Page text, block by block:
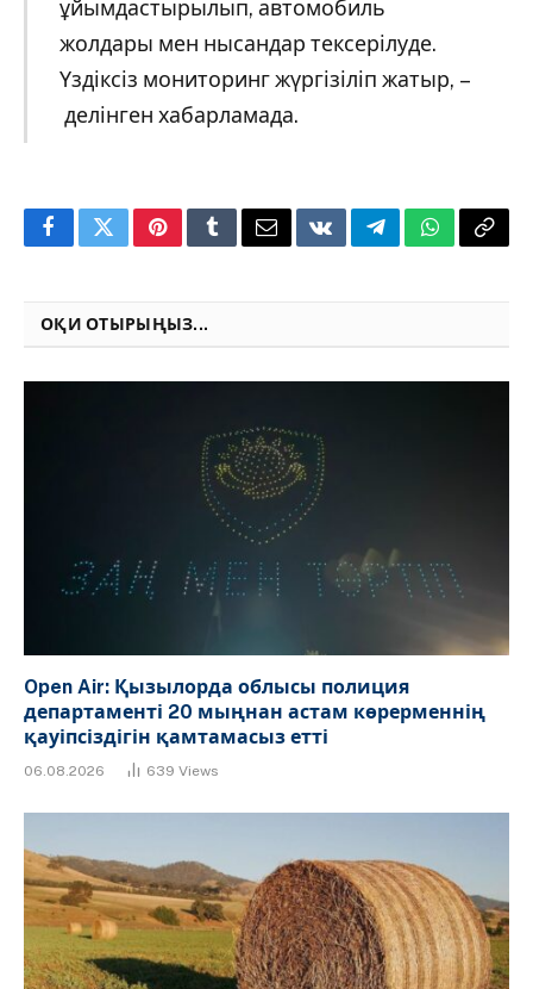
ұйымдастырылып, автомобиль
жолдары мен нысандар тексерілуде.
Үздіксіз мониторинг жүргізіліп жатыр, –
делінген хабарламада.
FacebookTwitterPinterestTumblrEmailVKontakteTelegramWhatsApp
Copy
ОҚИ ОТЫРЫҢЫЗ...
Open Air: Қызылорда облысы полиция
департаменті 20 мыңнан астам көрерменнің
қауіпсіздігін қамтамасыз етті
06.08.2026 639 Views